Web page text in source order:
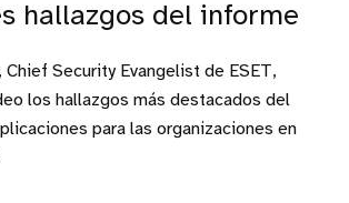
hallazgos del informe
Chief Security Evangelist de ESET,
los hallazgos más destacados del
para las organizaciones en